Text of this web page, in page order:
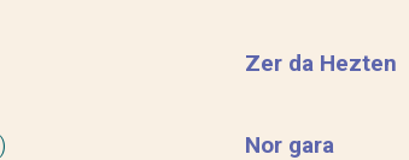
Zer da Hezten
Nor gara